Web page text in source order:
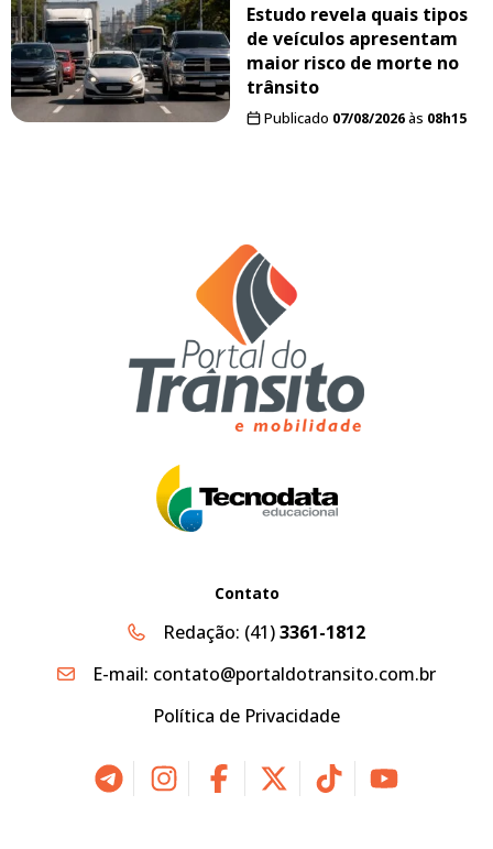
Estudo revela quais tipos
de veículos apresentam
maior risco de morte no
trânsito
Publicado 07/08/2026às 08h15
Contato
Redação: (41)3361-1812
E-mail: contato@portaldotransito.com.br
Política de Privacidade